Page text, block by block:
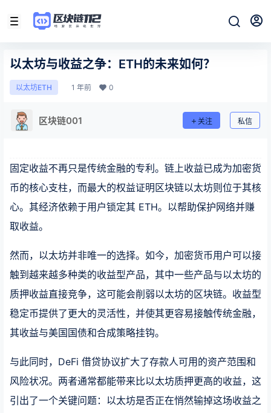
以太坊与收益之争：ETH的未来如何？
以太坊ETH 1 年前 0
区块链001 关注 私信
固定收益不再只是传统金融的专利。链上收益已成为加密货
币的核心支柱，而最大的权益证明区块链以太坊则位于其核
心。其经济依赖于用户锁定其 ETH。以帮助保护网络并赚
取收益。
然而，以太坊并非唯一的选择。如今，加密货币用户可以接
触到越来越多种类的收益型产品，其中一些产品与以太坊的
质押收益直接竞争，这可能会削弱以太坊的区块链。收益型
稳定币提供了更大的灵活性，并使其更容易接触传统金融，
其收益与美国国债和合成策略挂钩。
与此同时，DeFi 借贷协议扩大了存款人可用的资产范围和
风险状况。两者通常都能带来比以太坊质押更高的收益，这
引出了一个关键问题：以太坊是否正在悄然输掉这场收益之